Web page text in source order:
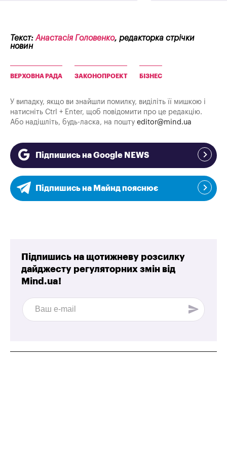
Текст:Анастасія Головенко, редакторка стрічки
новин
ВЕРХОВНА РАДА ЗАКОНОПРОЕКТ БІЗНЕС
У випадку, якщо ви знайшли помилку, виділіть її мишкою і
натисніть Ctrl + Enter, щоб повідомити про це редакцію.
Або надішліть, будь-ласка, на пошту editor@mind.ua
Підпишись на Google NEWS
Підпишись на Майнд пояснює
Підпишись на щотижневу розсилку
дайджесту регуляторних змін від
Mind.ua!